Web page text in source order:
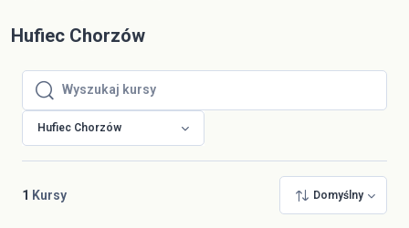
Hufiec Chorzów
Wyszukaj kursy
Wyszukaj kursy
Hufiec Chorzów
1 Kursy Domyślny